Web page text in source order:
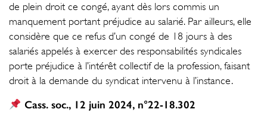
de plein droit ce congé, ayant dès lors commis un
manquement portant préjudice au salarié. Par ailleurs, elle
considère que ce refus d’un congé de 18 jours à des
salariés appelés à exercer des responsabilités syndicales
porte préjudice à l’intérêt collectif de la profession, faisant
droit à la demande du syndicat intervenu à l’instance.
Cass. soc., 12 juin 2024, n°22-18.302